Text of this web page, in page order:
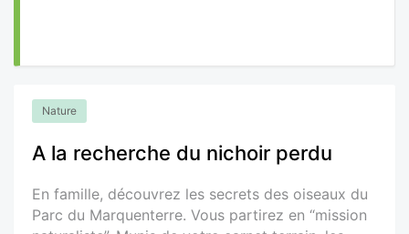
Nature
A la recherche du nichoir perdu
En famille, découvrez les secrets des oiseaux du
Parc du Marquenterre. Vous partirez en “mission